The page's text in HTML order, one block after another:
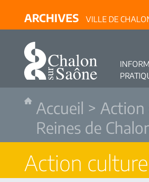
ARCHIVES VILLE DE
Accueil > Action
Reines de
Action